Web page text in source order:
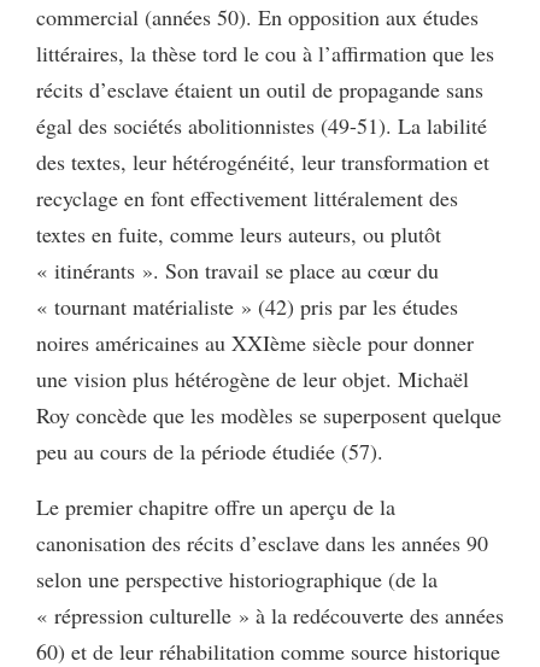
commercial (années 50). En opposition aux études
littéraires, la thèse tord le cou à l’affirmation que les
récits d’esclave étaient un outil de propagande sans
égal des sociétés abolitionnistes (49-51). La labilité
des textes, leur hétérogénéité, leur transformation et
recyclage en font effectivement littéralement des
textes en fuite, comme leurs auteurs, ou plutôt
« itinérants ». Son travail se place au cœur du
« tournant matérialiste » (42) pris par les études
noires américaines au XXIème siècle pour donner
une vision plus hétérogène de leur objet. Michaël
Roy concède que les modèles se superposent quelque
peu au cours de la période étudiée (57).
Le premier chapitre offre un aperçu de la
canonisation des récits d’esclave dans les années 90
selon une perspective historiographique (de la
« répression culturelle » à la redécouverte des années
60) et de leur réhabilitation comme source historique